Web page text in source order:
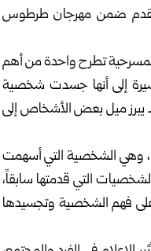
سيقدم ضمن مهرجان طرطوس
تطرح واحدة من أهم
إلى أنها جسدت شخصية
يبرز ميل بعض الأشخاص ‏إلى
وهي الشخصية التي أسهمت
التي قدمتها سابقاً،
فهم الشخصية وتجسيدها